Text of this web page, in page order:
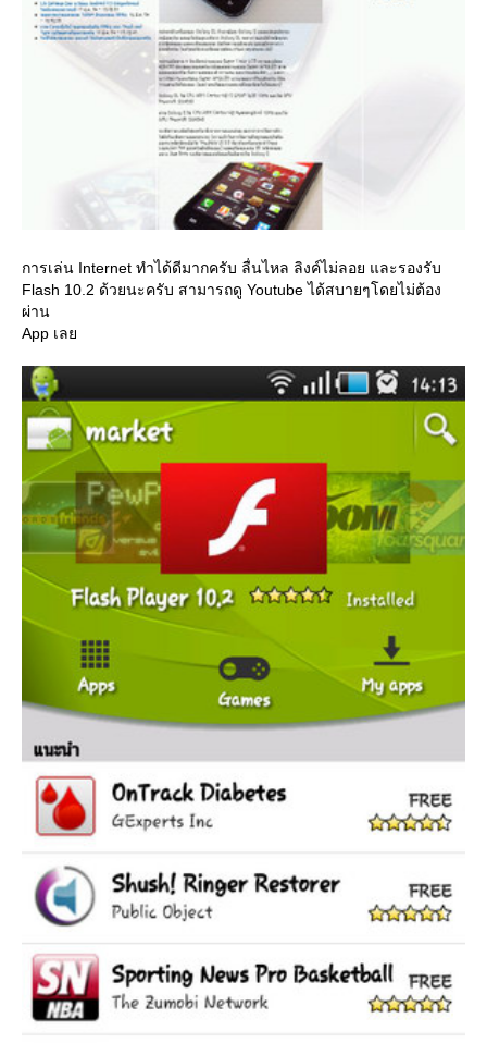
การเล่น Internet ทำได้ดีมากครับ ลื่นไหล ลิงค์ไม่ลอย และรองรับ
Flash 10.2 ด้วยนะครับ สามารถดู Youtube ได้สบายๆโดยไม่ต้อง
ผ่าน
App เล